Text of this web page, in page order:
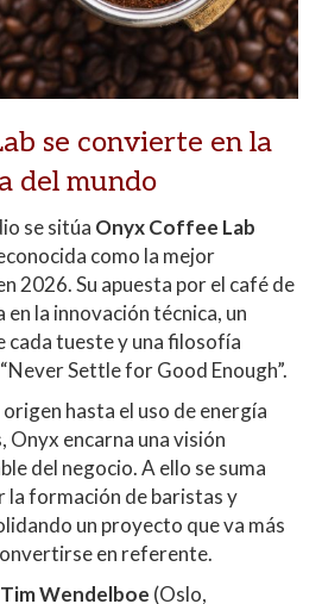
se convierte en la
del mundo
se sitúa Onyx Coffee Lab
como la mejor
2026. Su apuesta por el café de
en la innovación técnica, un
cada tueste y una filosofía
Settle for Good Enough”.
hasta el uso de energía
Onyx encarna una visión
del negocio. A ello se suma
la formación de baristas y
un proyecto que va más
en referente.
Tim Wendelboe (Oslo,